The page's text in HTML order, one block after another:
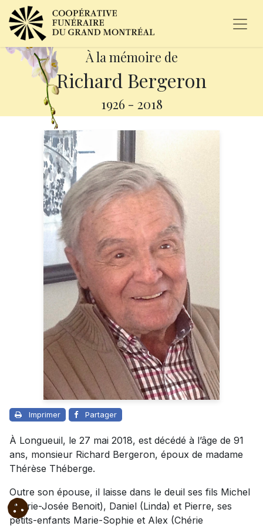
À la mémoire de
Richard Bergeron
1926 - 2018
Imprimer Partager
À Longueuil, le 27 mai 2018, est décédé à l’âge de 91
ans, monsieur Richard Bergeron, époux de madame
Thérèse Théberge.
Outre son épouse, il laisse dans le deuil ses fils Michel
(Marie-Josée Benoit), Daniel (Linda) et Pierre, ses
petits-enfants Marie-Sophie et Alex (Chérie